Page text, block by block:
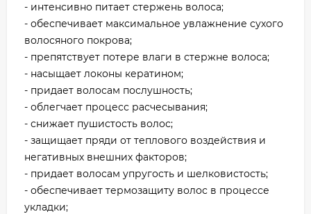
- интенсивно питает стержень волоса;
- обеспечивает максимальное увлажнение сухого
волосяного покрова;
- препятствует потере влаги в стержне волоса;
- насыщает локоны кератином;
- придает волосам послушность;
- облегчает процесс расчесывания;
- снижает пушистость волос;
- защищает пряди от теплового воздействия и
негативных внешних факторов;
- придает волосам упругость и шелковистость;
- обеспечивает термозащиту волос в процессе
укладки;